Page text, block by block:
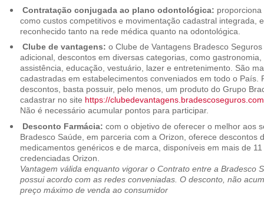
Contratação conjugada ao plano odontológica:
como custos competitivos e movimentação cadastral integrada,
reconhecido tanto na rede médica quanto na odontológica.
Clube de vantagens: o Clube de Vantagens Bradesco
adicional, descontos em diversas categorias, como
assistência, educação, vestuário, lazer e entretenimento. São
cadastradas em estabelecimentos conveniados em todo o País.
descontos, basta possuir, pelo menos, um produto do Grupo
cadastrar no site https://
Não é necessário acumular pontos para participar.
Desconto Farmácia: com o objetivo de oferecer o melhor aos
Bradesco Saúde, em parceria com a Orizon, oferece descontos
medicamentos genéricos e de marca, disponíveis em mais de
credenciadas Orizon.
Vantagem válida enquanto vigorar o Contrato entre a Bradesco
possui acordo com as redes conveniadas. O desconto, não
preço máximo de venda ao consumidor